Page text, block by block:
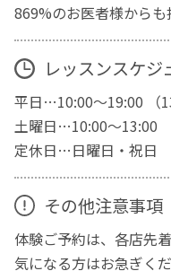
869%のお医者様からも
レッスンスケジ
平日…10:00～19:00 （
土曜日…10:00～13:00
定休日…日曜日・祝日
その他注意事項
体験ご予約は、各店先
気になる方はお急ぎくだ